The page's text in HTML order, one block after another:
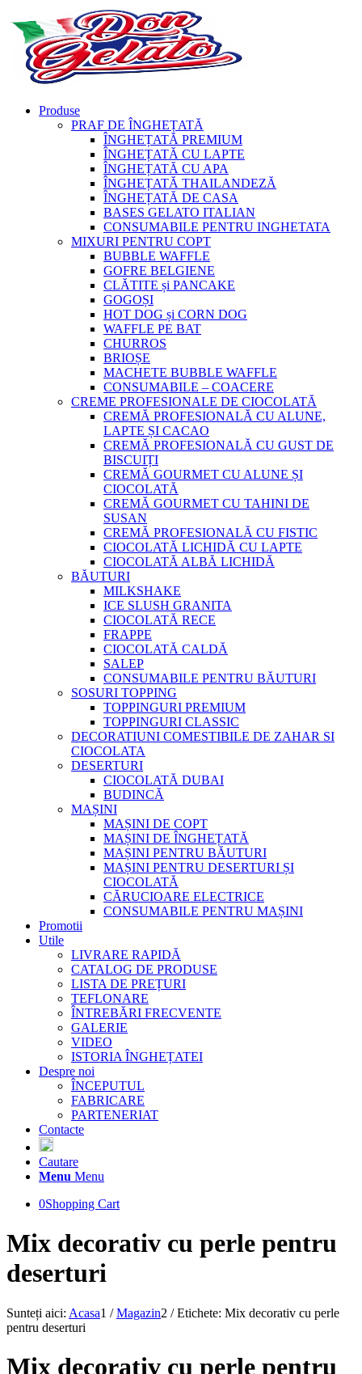
Produse
PRAF DE ÎNGHEȚATĂ
ÎNGHEȚATĂ PREMIUM
ÎNGHEȚATĂ CU LAPTE
ÎNGHEȚATĂ CU APA
ÎNGHEȚATĂ THAILANDEZĂ
ÎNGHEȚATĂ DE CASA
BASES GELATO ITALIAN
CONSUMABILE PENTRU INGHETATA
MIXURI PENTRU COPT
BUBBLE WAFFLE
GOFRE BELGIENE
CLĂTITE și PANCAKE
GOGOȘI
HOT DOG și CORN DOG
WAFFLE PE BAT
CHURROS
BRIOȘE
MACHETE BUBBLE WAFFLE
CONSUMABILE – COACERE
CREME PROFESIONALE DE CIOCOLATĂ
CREMĂ PROFESIONALĂ CU ALUNE,
LAPTE ȘI CACAO
CREMĂ PROFESIONALĂ CU GUST DE
BISCUIȚI
CREMĂ GOURMET CU ALUNE ȘI
CIOCOLATĂ
CREMĂ GOURMET CU TAHINI DE
SUSAN
CREMĂ PROFESIONALĂ CU FISTIC
CIOCOLATĂ LICHIDĂ CU LAPTE
CIOCOLATĂ ALBĂ LICHIDĂ
BĂUTURI
MILKSHAKE
ICE SLUSH GRANITA
CIOCOLATĂ RECE
FRAPPE
CIOCOLATĂ CALDĂ
SALEP
CONSUMABILE PENTRU BĂUTURI
SOSURI TOPPING
TOPPINGURI PREMIUM
TOPPINGURI CLASSIC
DECORATIUNI COMESTIBILE DE ZAHAR SI
CIOCOLATA
DESERTURI
CIOCOLATĂ DUBAI
BUDINCĂ
MAȘINI
MAȘINI DE COPT
MAȘINI DE ÎNGHEȚATĂ
MAȘINI PENTRU BĂUTURI
MAȘINI PENTRU DESERTURI ȘI
CIOCOLATĂ
CĂRUCIOARE ELECTRICE
CONSUMABILE PENTRU MAȘINI
Promotii
Utile
LIVRARE RAPIDĂ
CATALOG DE PRODUSE
LISTA DE PREȚURI
TEFLONARE
ÎNTREBĂRI FRECVENTE
GALERIE
VIDEO
ISTORIA ÎNGHEȚATEI
Despre noi
ÎNCEPUTUL
FABRICARE
PARTENERIAT
Contacte
Cautare
Menu Menu
0Shopping Cart
Mix decorativ cu perle pentru
deserturi
Sunteți aici: Acasa1 / Magazin2 / Etichete: Mix decorativ cu perle
pentru deserturi
Mix decorativ cu perle pentru